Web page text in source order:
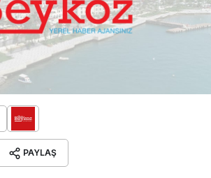
PAYLAŞ